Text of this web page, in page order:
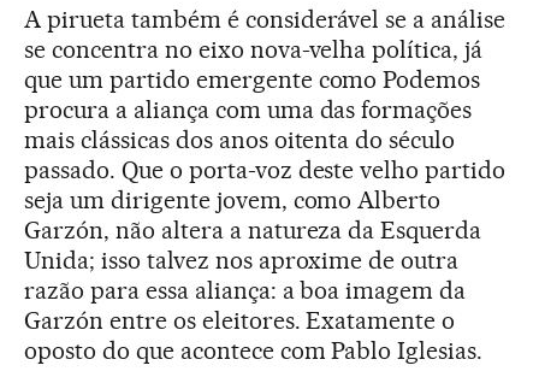
A pirueta também é considerável se a análise
se concentra no eixo nova-velha política, já
que um partido emergente como Podemos
procura a aliança com uma das formações
mais clássicas dos anos oitenta do século
passado. Que o porta-voz deste velho partido
seja um dirigente jovem, como Alberto
Garzón, não altera a natureza da Esquerda
Unida; isso talvez nos aproxime de outra
razão para essa aliança: a boa imagem da
Garzón entre os eleitores. Exatamente o
oposto do que acontece com Pablo Iglesias.